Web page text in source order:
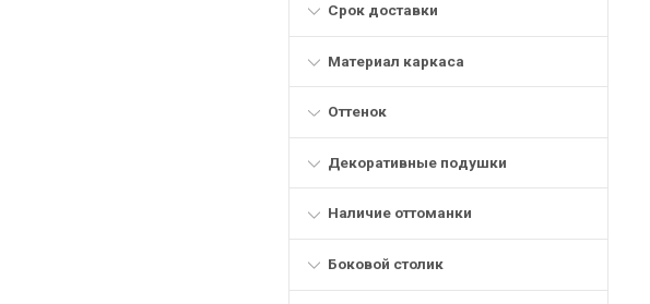
Срок доставки
Материал каркаса
Оттенок
Декоративные подушки
Наличие оттоманки
Боковой столик